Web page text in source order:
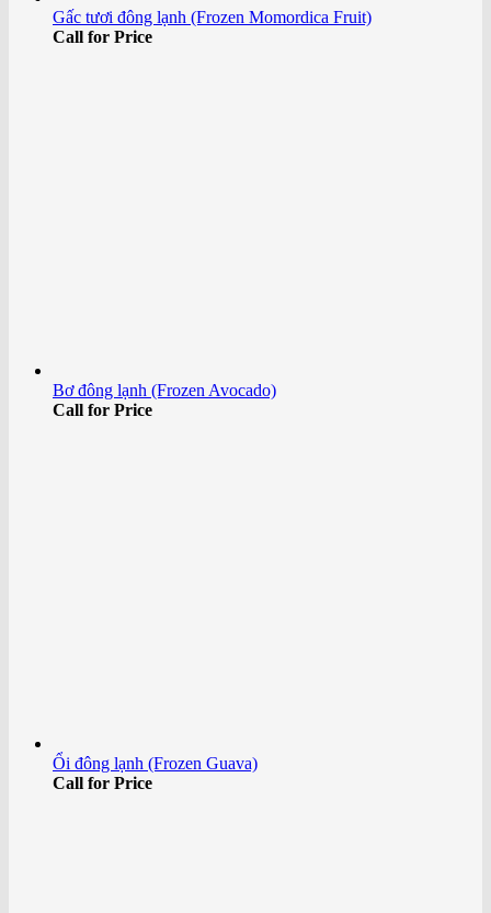
Gấc tươi đông lạnh (Frozen Momordica Fruit)
Call for Price
Bơ đông lạnh (Frozen Avocado)
Call for Price
Ổi đông lạnh (Frozen Guava)
Call for Price